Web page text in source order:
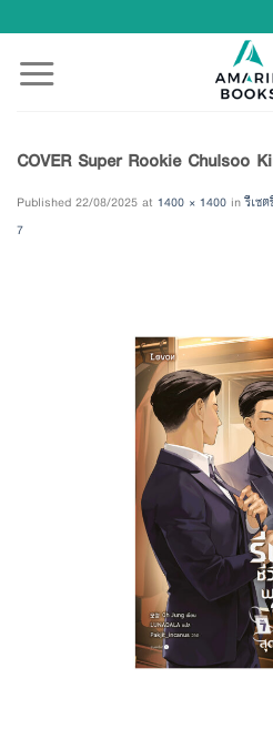
to
content
COVER Super Rookie Chulsoo
Published 22/08/2025 at 1400 × 1400 inรีเซ
7